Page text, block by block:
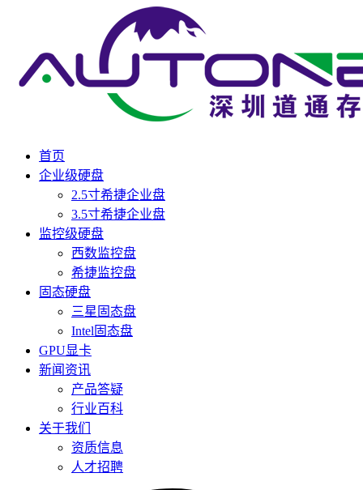
首页
企业级硬盘
2.5寸希捷企业盘
3.5寸希捷企业盘
监控级硬盘
西数监控盘
希捷监控盘
固态硬盘
三星固态盘
Intel固态盘
GPU显卡
新闻资讯
产品答疑
行业百科
关于我们
资质信息
人才招聘